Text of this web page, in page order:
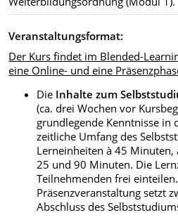
Veranstaltungsformat:
Der Kurs findet im Blended-
eine Online- und eine
Die Inhalte zum
(ca. drei Wochen vor
grundlegende Kenntnisse in
zeitliche Umfang des
Lerneinheiten à 45
25 und 90 Minuten. Die
Teilnehmenden frei
Präsenzveranstaltung setzt
Abschluss des